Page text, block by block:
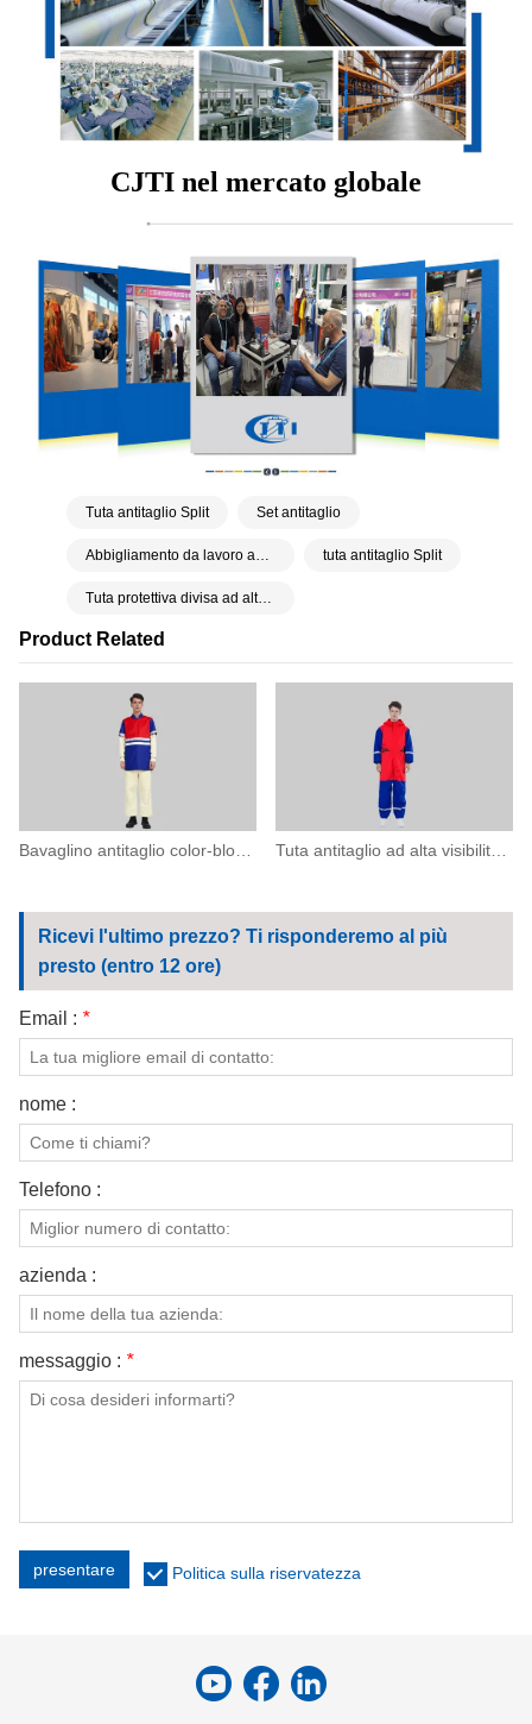
Product Related
CJTI nel mercato globale
Tuta antitaglio Split Set antitaglio
Abbigliamento da lavoro antitaglio tuta antitaglio Split
Tuta protettiva divisa ad alta pressione con getto d'acqua
Ricevi l'ultimo prezzo? Ti risponderemo al più
presto (entro 12 ore)
Email : *
nome :
Telefono :
azienda :
messaggio : *
presentare Politica sulla riservatezza